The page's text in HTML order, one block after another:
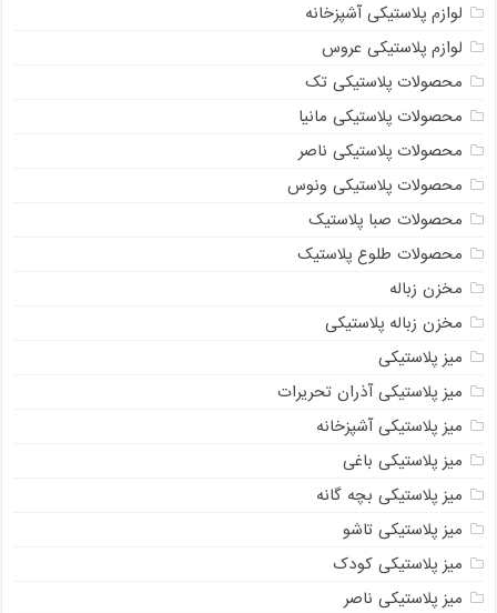
لوازم پلاستیکی آشپزخانه
لوازم پلاستیکی عروس
محصولات پلاستیکی تک
محصولات پلاستیکی مانیا
محصولات پلاستیکی ناصر
محصولات پلاستیکی ونوس
محصولات صبا پلاستیک
محصولات طلوع پلاستیک
مخزن زباله
مخزن زباله پلاستیکی
میز پلاستیکی
میز پلاستیکی آذران تحریرات
میز پلاستیکی آشپزخانه
میز پلاستیکی باغی
میز پلاستیکی بچه گانه
میز پلاستیکی تاشو
میز پلاستیکی کودک
میز پلاستیکی ناصر